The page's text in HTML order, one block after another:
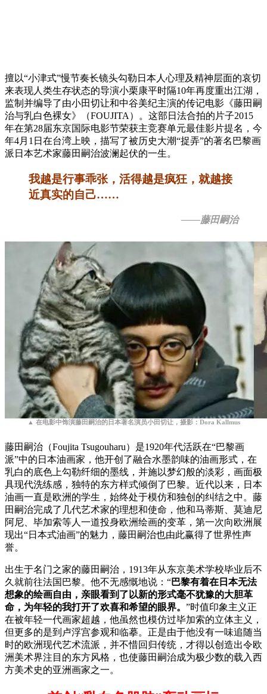
擅以“小津式”慢节奏长镜头勾勒日本人心理及精神层面的哀切
来表现人类生存状态的导演小栗康平时隔10年再度重出江湖，
监制并编导了由小田切让和中谷美纪主演的传记电影《藤田嗣
治与乳白色裸女》（FOUJITA）。这部日法合拍的片子2015
年在第28届东京国际电影节荣获主竞赛单元最佳影片提名，今
年4月1日在台湾上映，描写了被历史大潮“捉弄”的著名巴黎画
派日本艺术家藤田嗣治波澜起伏的一生。
我越是行事乖张，活得越是疯狂，就越接
近真实的自己……
——藤田嗣治
▲ 在电影中饰演藤田嗣治的日本著名演员小田切让，摄影：Dora Kallmus
藤田嗣治（Foujita Tsugouharu）是1920年代活跃在“巴黎画
派”中的日本油画家，他开创了融合水墨韵味的油画形式，在
乳白的底色上勾勒纤细的墨线，并施以梦幻般的淡彩，画面极
具现代洗练感，独特的东方样式倾倒了巴黎。近代以来，日本
油画一直是欧洲的学生，始终处于模仿和独创的纠结之中。藤
田嗣治完成了几代艺术家的理想和使命，他和马蒂斯、莫迪尼
阿尼、毕加索等人一道投身欧洲绘画的变革，第一次向欧洲展
现出“日本式油画”的魅力，藤田嗣治也由此赢得了世界性声
誉。
出生于名门之家的藤田嗣治，1913年从东京美术学校毕业后不
久就前往法国巴黎。他不无感慨地说：“巴黎有着在日本无法
想象的绘画自由，亲眼看到了以新的形式毫不犹豫的大胆革
命，为年轻的我打开了欢喜和希望的眼界。 ”时值印象主义正
在被年轻一代画家超越，他虽然也模仿过毕加索的立体主义，
但更多的是到卢浮宫参观和临摹。正是由于他没有一味追随当
时的欧洲现代艺术流派，并不惜回归传统，才得以创造出令欧
洲美术界注目的东方风格，也使藤田嗣治成为极少数的载入西
方美术史的亚洲画家之一。